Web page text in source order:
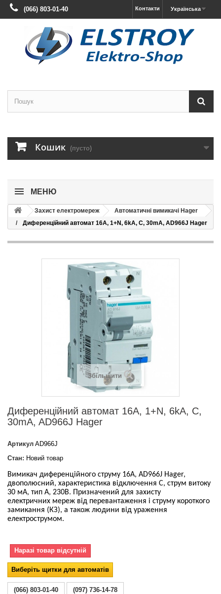
Українська
Контакти
(066) 803-01-40
Кошик (пусто)
МЕНЮ
Захист електромереж
Автоматичні вимикачі Hager
Диференційний автомат 16А, 1+N, 6kA, C, 30mA, AD966J Hager
Збільшити
Диференційний автомат 16А, 1+N, 6kA, C,
30mA, AD966J Hager
Артикул AD966J
Стан: Новий товар
Вимикач диференційного струму 16А, AD966J Hager,
двополюсний, характеристика відключення С, струм витоку
30 мА, тип А, 230В. Призначений для захисту
електричних мереж від перевантаження і струму короткого
замикання (КЗ), а також людини від ураження
електрострумом.
Наразі товар відсутній
Виберіть щитки для автоматів
(066) 803-01-40 (097) 736-14-78